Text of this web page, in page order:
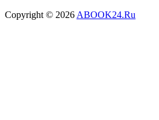
Copyright © 2026 ABOOK24.Ru